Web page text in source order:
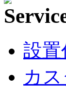
設置
カ